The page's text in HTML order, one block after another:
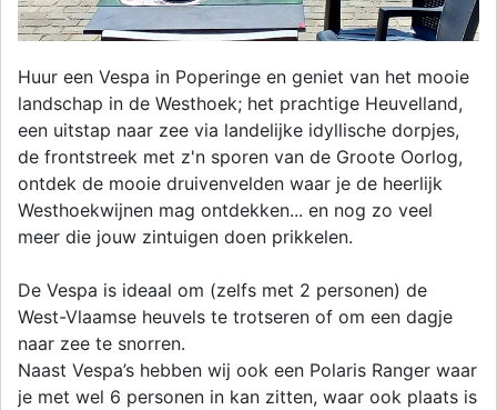
Huur een Vespa in Poperinge en geniet van het mooie
landschap in de Westhoek; het prachtige Heuvelland,
een uitstap naar zee via landelijke idyllische dorpjes,
de frontstreek met z'n sporen van de Groote Oorlog,
ontdek de mooie druivenvelden waar je de heerlijk
Westhoekwijnen mag ontdekken... en nog zo veel
meer die jouw zintuigen doen prikkelen.
De Vespa is ideaal om (zelfs met 2 personen) de
West-Vlaamse heuvels te trotseren of om een dagje
naar zee te snorren.
Naast Vespa’s hebben wij ook een Polaris Ranger waar
je met wel 6 personen in kan zitten, waar ook plaats is